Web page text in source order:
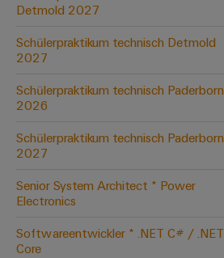
Detmold 2027
Schülerpraktikum technisch Detmold
2027
Schülerpraktikum technisch Paderborn
2026
Schülerpraktikum technisch Paderborn
2027
Senior System Architect * Power
Electronics
Softwareentwickler * .NET C# / .NET
Core